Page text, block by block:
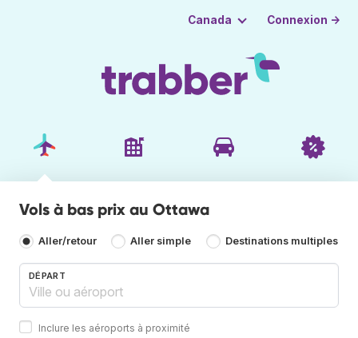
Canada Connexion →
Vols à bas prix au Ottawa
Aller/retour Aller simple Destinations multiples
DÉPART
Inclure les aéroports à proximité